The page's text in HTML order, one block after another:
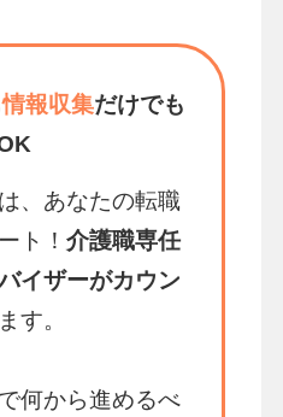
情報収集だけでも
、あなたの転職
ト！ 介護職専任
イザーがカウン
す。
何から進めるべ